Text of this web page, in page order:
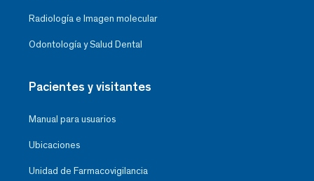
Radiología e Imagen molecular
Odontología y Salud Dental
Pacientes y visitantes
Manual para usuarios
Ubicaciones
Unidad de Farmacovigilancia